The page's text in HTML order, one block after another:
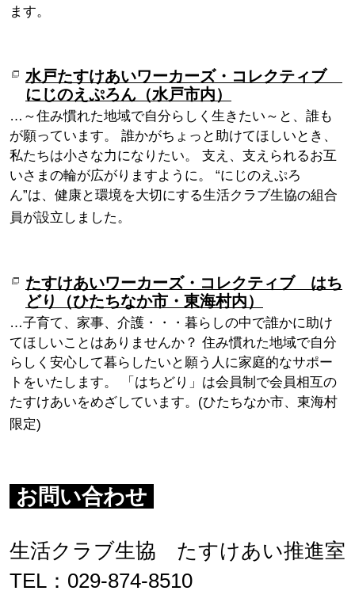
ます。
水戸たすけあいワーカーズ・コレクティブ
にじのえぷろん（水戸市内）
…～住み慣れた地域で自分らしく生きたい～と、誰も
が願っています。 誰かがちょっと助けてほしいとき、
私たちは小さな力になりたい。 支え、支えられるお互
いさまの輪が広がりますように。 “にじのえぷろ
ん”は、健康と環境を大切にする生活クラブ生協の組合
員が設立しました。
たすけあいワーカーズ・コレクティブ はち
どり（ひたちなか市・東海村内）
…子育て、家事、介護・・・暮らしの中で誰かに助け
てほしいことはありませんか？ 住み慣れた地域で自分
らしく安心して暮らしたいと願う人に家庭的なサポー
トをいたします。 「はちどり」は会員制で会員相互の
たすけあいをめざしています。(ひたちなか市、東海村
限定)
お問い合わせ
生活クラブ生協 たすけあい推進室
TEL：029-874-8510